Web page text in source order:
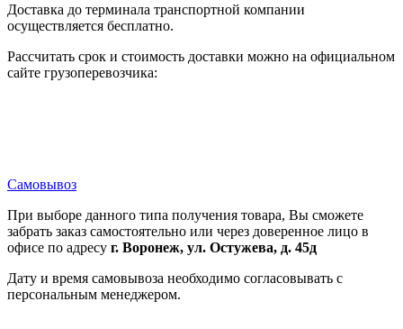
Доставка до терминала транспортной компании
осуществляется бесплатно.
Рассчитать срок и стоимость доставки можно на официальном
сайте грузоперевозчика:
Самовывоз
При выборе данного типа получения товара, Вы сможете
забрать заказ самостоятельно или через доверенное лицо в
офисе по адресу г. Воронеж, ул. Остужева, д. 45д
Дату и время самовывоза необходимо согласовывать с
персональным менеджером.